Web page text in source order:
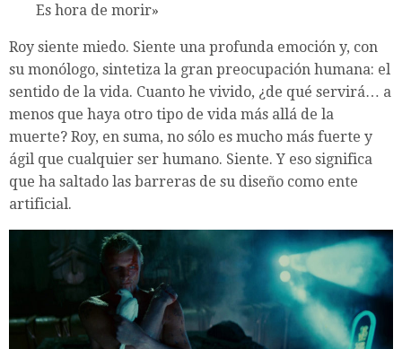
Es hora de morir»
Roy siente miedo. Siente una profunda emoción y, con
su monólogo, sintetiza la gran preocupación humana: el
sentido de la vida. Cuanto he vivido, ¿de qué servirá… a
menos que haya otro tipo de vida más allá de la
muerte? Roy, en suma, no sólo es mucho más fuerte y
ágil que cualquier ser humano. Siente. Y eso significa
que ha saltado las barreras de su diseño como ente
artificial.